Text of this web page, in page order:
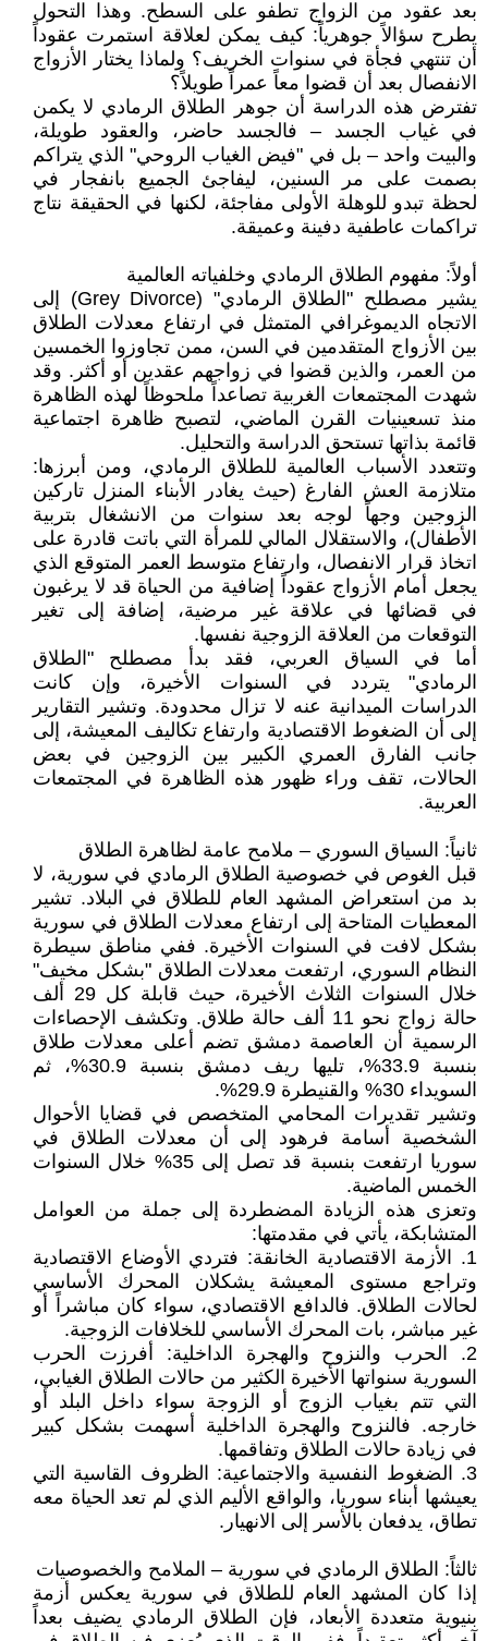
بعد عقود من الزواج تطفو على السطح. وهذا التحول
يطرح سؤالاً جوهرياً: كيف يمكن لعلاقة استمرت عقوداً
أن تنتهي فجأة في سنوات الخريف؟ ولماذا يختار الأزواج
الانفصال بعد أن قضوا معاً عمراً طويلاً؟
تفترض هذه الدراسة أن جوهر الطلاق الرمادي لا يكمن
في غياب الجسد – فالجسد حاضر، والعقود طويلة،
والبيت واحد – بل في "فيض الغياب الروحي" الذي يتراكم
بصمت على مر السنين، ليفاجئ الجميع بانفجار في
لحظة تبدو للوهلة الأولى مفاجئة، لكنها في الحقيقة نتاج
تراكمات عاطفية دفينة وعميقة.
أولاً: مفهوم الطلاق الرمادي وخلفياته العالمية
يشير مصطلح "الطلاق الرمادي" (Grey Divorce) إلى
الاتجاه الديموغرافي المتمثل في ارتفاع معدلات الطلاق
بين الأزواج المتقدمين في السن، ممن تجاوزوا الخمسين
من العمر، والذين قضوا في زواجهم عقدين أو أكثر. وقد
شهدت المجتمعات الغربية تصاعداً ملحوظاً لهذه الظاهرة
منذ تسعينيات القرن الماضي، لتصبح ظاهرة اجتماعية
قائمة بذاتها تستحق الدراسة والتحليل.
وتتعدد الأسباب العالمية للطلاق الرمادي، ومن أبرزها:
متلازمة العش الفارغ (حيث يغادر الأبناء المنزل تاركين
الزوجين وجهاً لوجه بعد سنوات من الانشغال بتربية
الأطفال)، والاستقلال المالي للمرأة التي باتت قادرة على
اتخاذ قرار الانفصال، وارتفاع متوسط العمر المتوقع الذي
يجعل أمام الأزواج عقوداً إضافية من الحياة قد لا يرغبون
في قضائها في علاقة غير مرضية، إضافة إلى تغير
التوقعات من العلاقة الزوجية نفسها.
أما في السياق العربي، فقد بدأ مصطلح "الطلاق
الرمادي" يتردد في السنوات الأخيرة، وإن كانت
الدراسات الميدانية عنه لا تزال محدودة. وتشير التقارير
إلى أن الضغوط الاقتصادية وارتفاع تكاليف المعيشة، إلى
جانب الفارق العمري الكبير بين الزوجين في بعض
الحالات، تقف وراء ظهور هذه الظاهرة في المجتمعات
العربية.
ثانياً: السياق السوري – ملامح عامة لظاهرة الطلاق
قبل الغوص في خصوصية الطلاق الرمادي في سورية، لا
بد من استعراض المشهد العام للطلاق في البلاد. تشير
المعطيات المتاحة إلى ارتفاع معدلات الطلاق في سورية
بشكل لافت في السنوات الأخيرة. ففي مناطق سيطرة
النظام السوري، ارتفعت معدلات الطلاق "بشكل مخيف"
خلال السنوات الثلاث الأخيرة، حيث قابلة كل 29 ألف
حالة زواج نحو 11 ألف حالة طلاق. وتكشف الإحصاءات
الرسمية أن العاصمة دمشق تضم أعلى معدلات طلاق
بنسبة 33.9%، تليها ريف دمشق بنسبة 30.9%، ثم
السويداء 30% والقنيطرة 29.9%.
وتشير تقديرات المحامي المتخصص في قضايا الأحوال
الشخصية أسامة فرهود إلى أن معدلات الطلاق في
سوريا ارتفعت بنسبة قد تصل إلى 35% خلال السنوات
الخمس الماضية.
وتعزى هذه الزيادة المضطردة إلى جملة من العوامل
المتشابكة، يأتي في مقدمتها:
1. الأزمة الاقتصادية الخانقة: فتردي الأوضاع الاقتصادية
وتراجع مستوى المعيشة يشكلان المحرك الأساسي
لحالات الطلاق. فالدافع الاقتصادي، سواء كان مباشراً أو
غير مباشر، بات المحرك الأساسي للخلافات الزوجية.
2. الحرب والنزوح والهجرة الداخلية: أفرزت الحرب
السورية سنواتها الأخيرة الكثير من حالات الطلاق الغيابي،
التي تتم بغياب الزوج أو الزوجة سواء داخل البلد أو
خارجه. فالنزوح والهجرة الداخلية أسهمت بشكل كبير
في زيادة حالات الطلاق وتفاقمها.
3. الضغوط النفسية والاجتماعية: الظروف القاسية التي
يعيشها أبناء سوريا، والواقع الأليم الذي لم تعد الحياة معه
تطاق، يدفعان بالأسر إلى الانهيار.
ثالثاً: الطلاق الرمادي في سورية – الملامح والخصوصيات
إذا كان المشهد العام للطلاق في سورية يعكس أزمة
بنيوية متعددة الأبعاد، فإن الطلاق الرمادي يضيف بعداً